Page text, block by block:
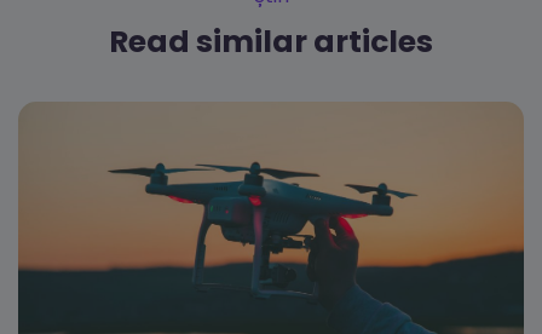
Read similar articles